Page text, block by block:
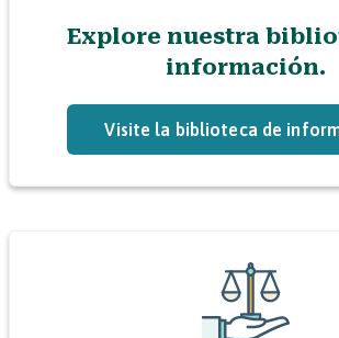
Explore nuestra
información.
Visite la biblioteca de